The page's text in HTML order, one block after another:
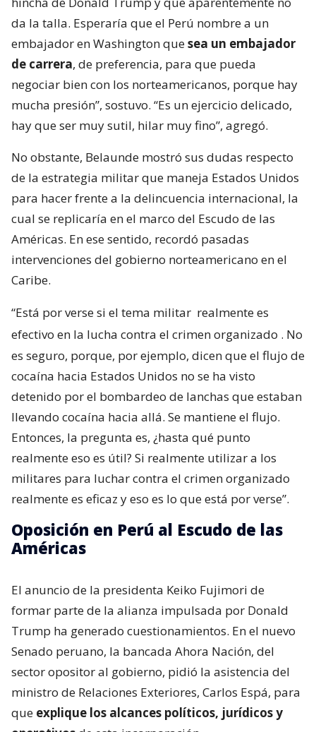
da la talla. Esperaría que el Perú nombre a un
embajador en Washington quesea un embajador
de carrera, de preferencia, para que pueda
negociar bien con los norteamericanos, porque hay
mucha presión”, sostuvo. “Es un ejercicio delicado,
hay que ser muy sutil, hilar muy fino”, agregó.
No obstante, Belaunde mostró sus dudas respecto
de la estrategia militar que maneja Estados Unidos
para hacer frente a la delincuencia internacional, la
cual se replicaría en el marco del Escudo de las
Américas. En ese sentido, recordó pasadas
intervenciones del gobierno norteamericano en el
Caribe.
“Está por verse si el tema militar realmente es
efectivo en la lucha contra el crimen organizado . No
es seguro, porque, por ejemplo, dicen que el flujo de
cocaína hacia Estados Unidos no se ha visto
detenido por el bombardeo de lanchas que estaban
llevando cocaína hacia allá. Se mantiene el flujo.
Entonces, la pregunta es, ¿hasta qué punto
realmente eso es útil? Si realmente utilizar a los
militares para luchar contra el crimen organizado
realmente es eficaz y eso es lo que está por verse”.
Oposición en Perú al Escudo de las
Américas
El anuncio de la presidenta Keiko Fujimori de
formar parte de la alianza impulsada por Donald
Trump ha generado cuestionamientos. En el nuevo
Senado peruano, la bancada Ahora Nación, del
sector opositor al gobierno, pidió la asistencia del
ministro de Relaciones Exteriores, Carlos Espá, para
que explique los alcances políticos, jurídicos y